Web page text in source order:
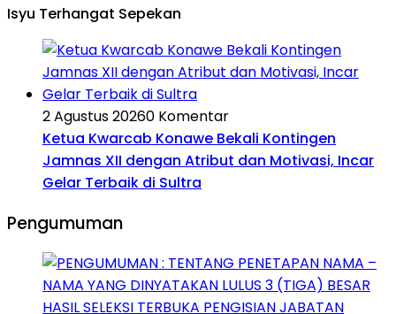
Isyu Terhangat Sepekan
2 Agustus 20260 Komentar
Ketua Kwarcab Konawe Bekali Kontingen
Jamnas XII dengan Atribut dan Motivasi, Incar
Gelar Terbaik di Sultra
Pengumuman